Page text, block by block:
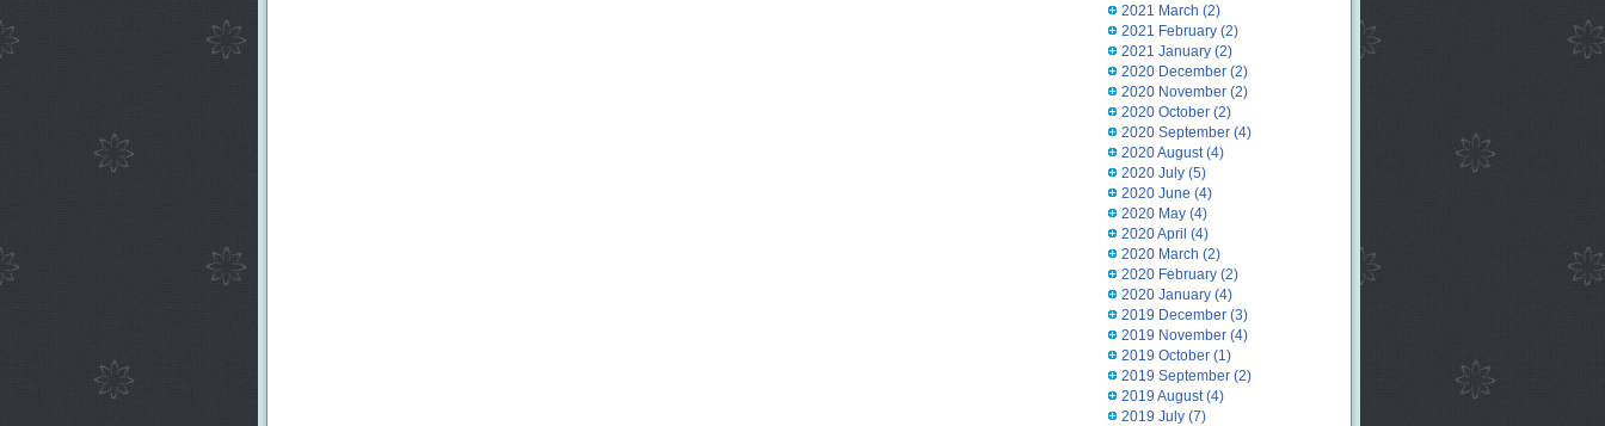
2021 March (2)
2021 February(2)
2021 January(2)
2020 December(2)
2020 November(2)
2020 October(2)
2020 September(4)
2020 August(4)
2020 July(5)
2020 June (4)
2020 May(4)
2020 April (4)
2020 March (2)
2020 February(2)
2020 January(4)
2019 December(3)
2019 November(4)
2019 October(1)
2019 September(2)
2019 August(4)
2019 July(7)